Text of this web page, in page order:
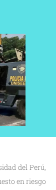
del Perú,
en riesgo